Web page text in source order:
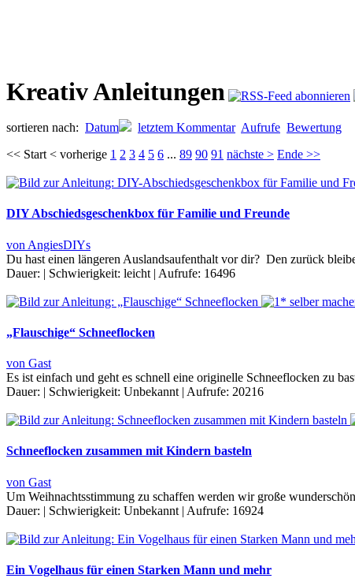
Kreativ Anleitungen
sortieren nach: Datum letztem Kommentar Aufrufe Bewertung
<< Start < vorherige 1 2 3 4 5 6 ... 89 90 91 nächste > Ende >>
DIY Abschiedsgeschenkbox für Familie und Freunde
von AngiesDIYs
Du hast einen längeren Auslandsaufenthalt vor dir? Den zurück
Dauer: | Schwierigkeit: leicht | Aufrufe: 16496
„Flauschige“ Schneeflocken
von Gast
Es ist einfach und geht es schnell eine originelle Schneeflocken zu
Dauer: | Schwierigkeit: Unbekannt | Aufrufe: 20216
Schneeflocken zusammen mit Kindern basteln
von Gast
Um Weihnachtsstimmung zu schaffen werden wir große
Dauer: | Schwierigkeit: Unbekannt | Aufrufe: 16924
Ein Vogelhaus für einen Starken Mann und mehr